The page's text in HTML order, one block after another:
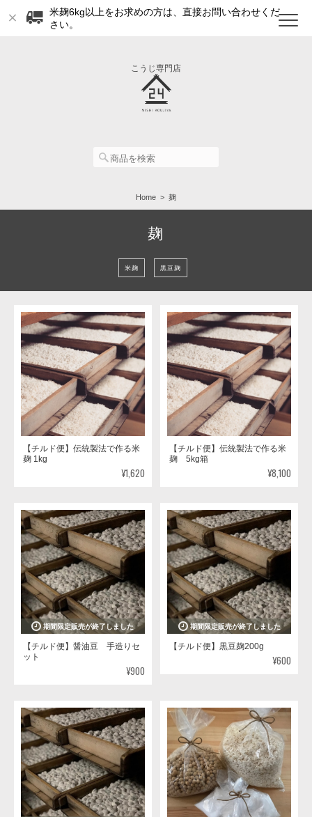
米麹6kg以上をお求めの方は、直接お問い合わせくだ
さい。
こうじ専門店
Home 麹
麹
米麹 黒豆麹
【チルド便】伝統製法で作る米
麹 1kg
¥1,620
【チルド便】伝統製法で作る米
麹 5kg箱
¥8,100
期間限定販売が終了しました
【チルド便】醤油豆 手造りセ
ット
¥900
期間限定販売が終了しました
【チルド便】黒豆麹200g
¥600